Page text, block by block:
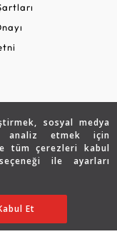
sosyal medya
analiz etmek için
tüm çerezleri kabul
ile ayarları
Düzenle
Et
SATIN ALIN
sitenin tüm hakları